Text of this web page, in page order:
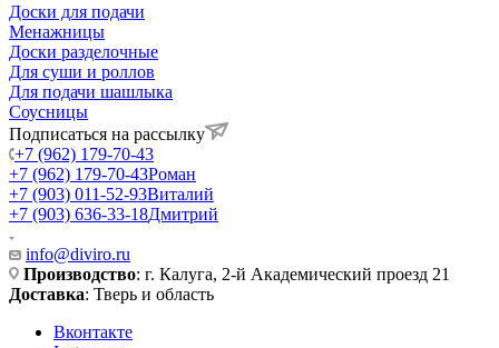
Доски для подачи
Менажницы
Доски разделочные
Для суши и роллов
Для подачи шашлыка
Соусницы
Подписаться на рассылку
+7 (962) 179-70-43
+7 (962) 179-70-43Роман
+7 (903) 011-52-93Виталий
+7 (903) 636-33-18Дмитрий
info@diviro.ru
Производство: г. Калуга, 2-й Академический проезд 21
Доставка: Тверь и область
Вконтакте